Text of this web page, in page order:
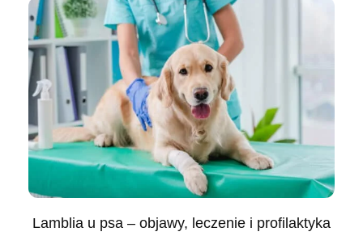
Lamblia u psa – objawy, leczenie i profilaktyka